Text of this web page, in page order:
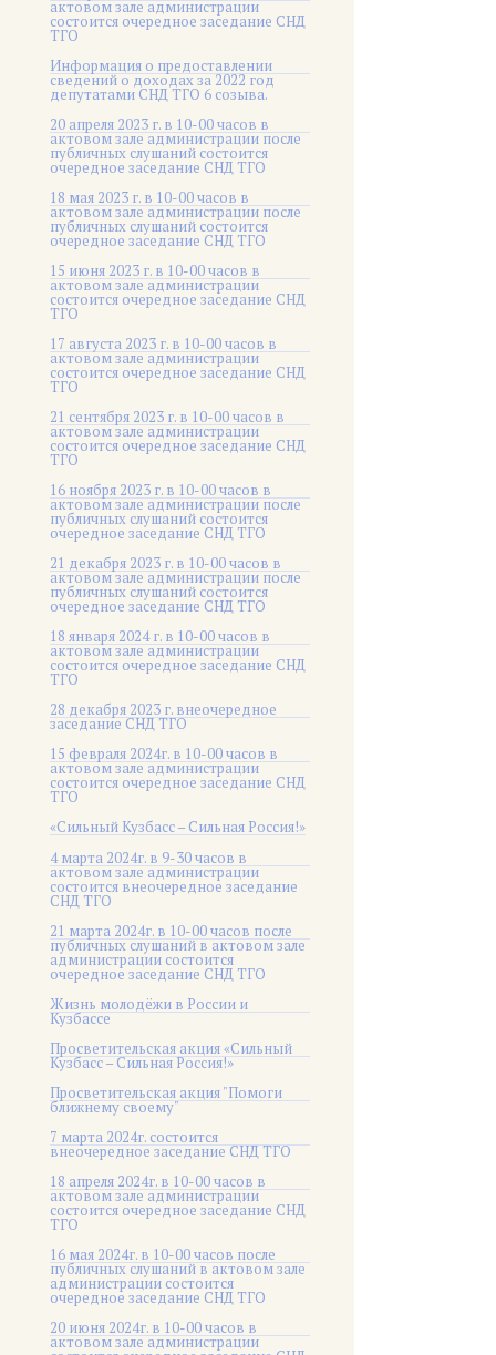
актовом зале администрации
состоится очередное заседание СНД
ТГО
Информация о предоставлении
сведений о доходах за 2022 год
депутатами СНД ТГО 6 созыва.
20 апреля 2023 г. в 10-00 часов в
актовом зале администрации после
публичных слушаний состоится
очередное заседание СНД ТГО
18 мая 2023 г. в 10-00 часов в
актовом зале администрации после
публичных слушаний состоится
очередное заседание СНД ТГО
15 июня 2023 г. в 10-00 часов в
актовом зале администрации
состоится очередное заседание СНД
ТГО
17 августа 2023 г. в 10-00 часов в
актовом зале администрации
состоится очередное заседание СНД
ТГО
21 сентября 2023 г. в 10-00 часов в
актовом зале администрации
состоится очередное заседание СНД
ТГО
16 ноября 2023 г. в 10-00 часов в
актовом зале администрации после
публичных слушаний состоится
очередное заседание СНД ТГО
21 декабря 2023 г. в 10-00 часов в
актовом зале администрации после
публичных слушаний состоится
очередное заседание СНД ТГО
18 января 2024 г. в 10-00 часов в
актовом зале администрации
состоится очередное заседание СНД
ТГО
28 декабря 2023 г. внеочередное
заседание СНД ТГО
15 февраля 2024г. в 10-00 часов в
актовом зале администрации
состоится очередное заседание СНД
ТГО
«Сильный Кузбасс – Сильная Россия!»
4 марта 2024г. в 9-30 часов в
актовом зале администрации
состоится внеочередное заседание
СНД ТГО
21 марта 2024г. в 10-00 часов после
публичных слушаний в актовом зале
администрации состоится
очередное заседание СНД ТГО
Жизнь молодёжи в России и
Кузбассе
Просветительская акция «Сильный
Кузбасс – Сильная Россия!»
Просветительская акция "Помоги
ближнему своему"
7 марта 2024г. состоится
внеочередное заседание СНД ТГО
18 апреля 2024г. в 10-00 часов в
актовом зале администрации
состоится очередное заседание СНД
ТГО
16 мая 2024г. в 10-00 часов после
публичных слушаний в актовом зале
администрации состоится
очередное заседание СНД ТГО
20 июня 2024г. в 10-00 часов в
актовом зале администрации